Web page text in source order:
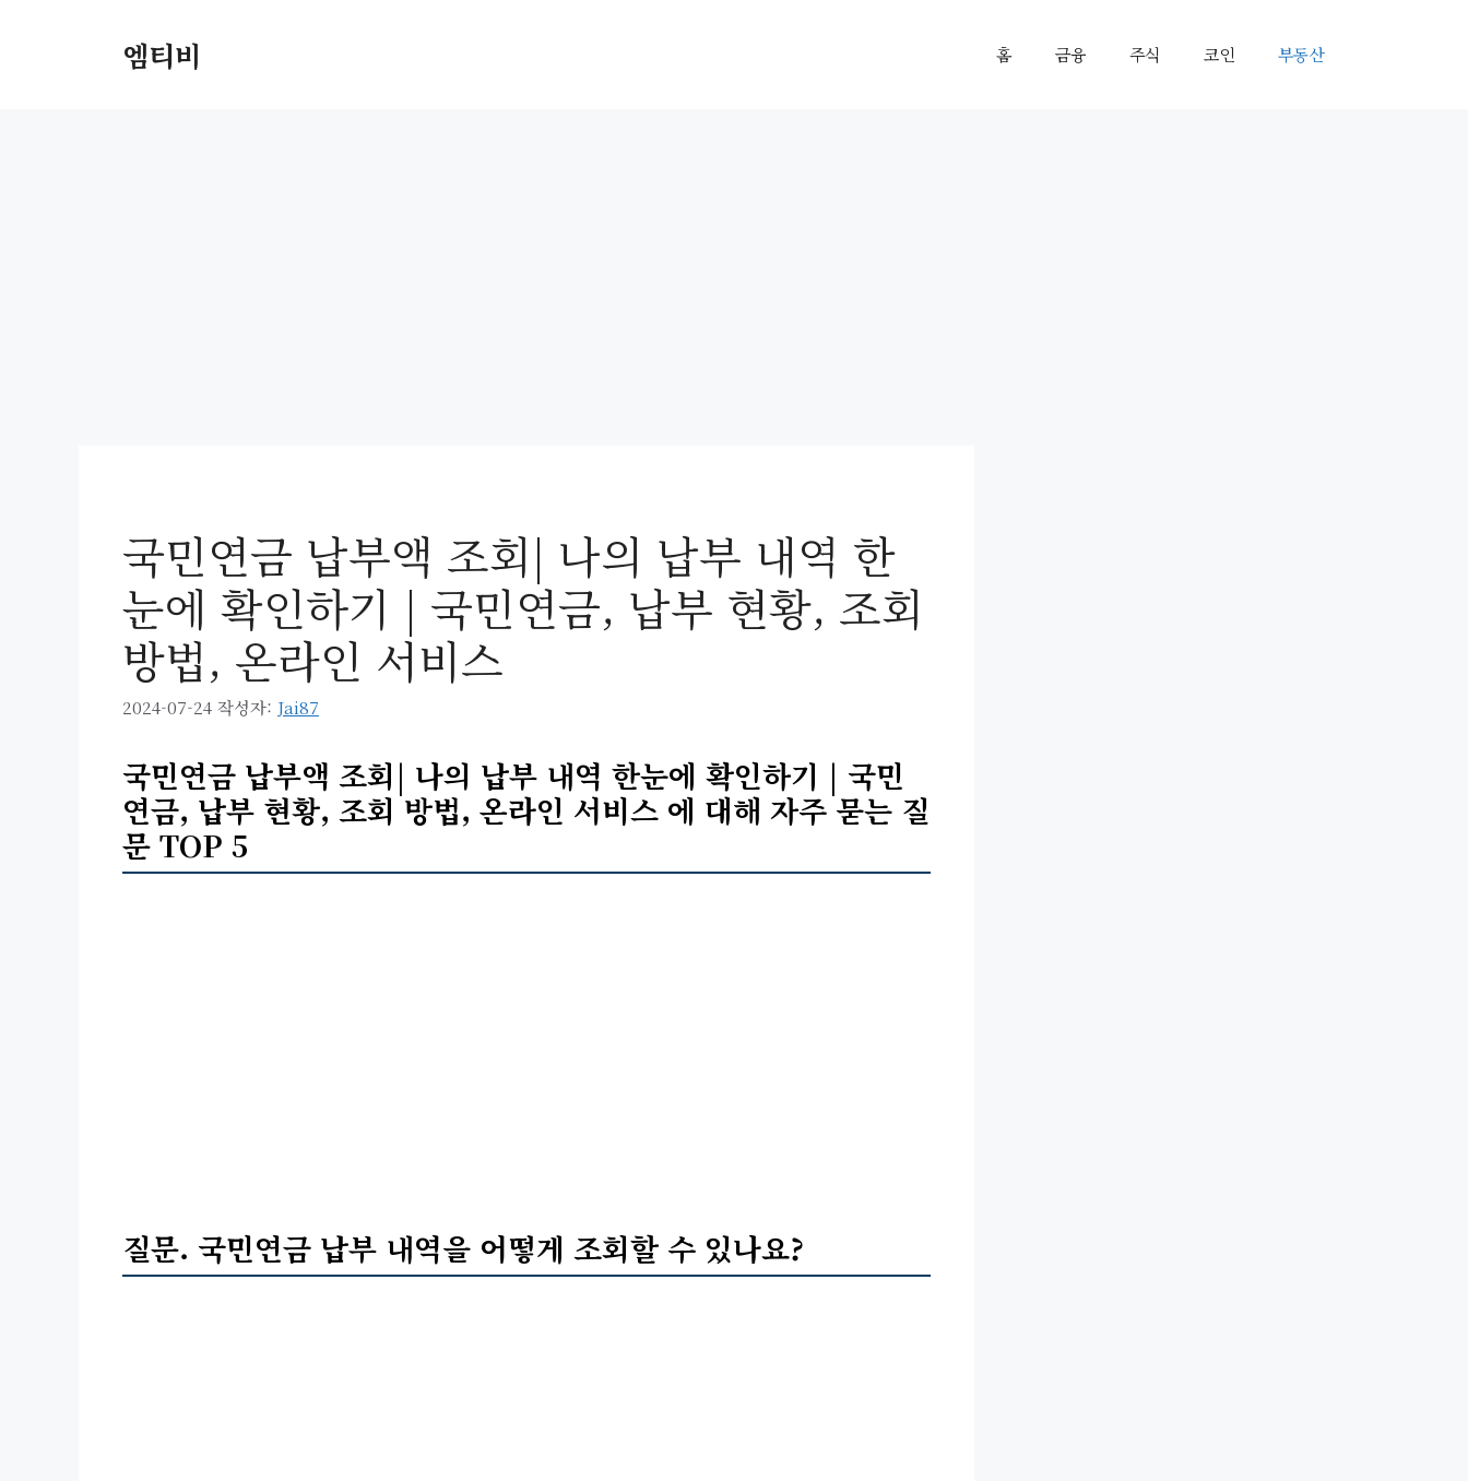
엠티비 홈 금융 주식 코인 부동산
국민연금 납부액 조회| 나의 납부 내역 한
눈에 확인하기 | 국민연금, 납부 현황, 조회
방법, 온라인 서비스
2024-07-24 작성자: Jai87
국민연금 납부액 조회| 나의 납부 내역 한눈에 확인하기 | 국민
연금, 납부 현황, 조회 방법, 온라인 서비스 에 대해 자주 묻는 질
문 TOP 5
질문. 국민연금 납부 내역을 어떻게 조회할 수 있나요?